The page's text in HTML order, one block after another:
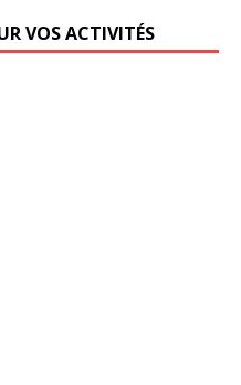
VOS ACTIVITÉS